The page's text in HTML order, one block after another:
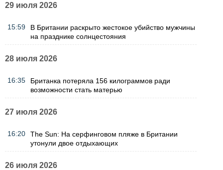
29 июля 2026
15:59
В Британии раскрыто жестокое убийство мужчины
на празднике солнцестояния
28 июля 2026
16:35
Британка потеряла 156 килограммов ради
возможности стать матерью
27 июля 2026
16:20
The Sun: На серфинговом пляже в Британии
утонули двое отдыхающих
26 июля 2026